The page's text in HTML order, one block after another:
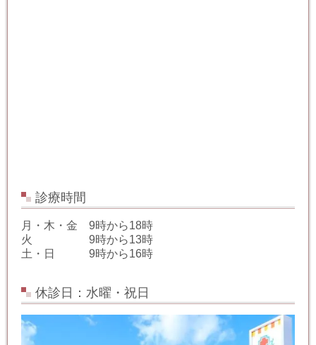
診療時間
月・木・金 9時から18時
火 9時から13時
土・日 9時から16時
休診日：水曜・祝日